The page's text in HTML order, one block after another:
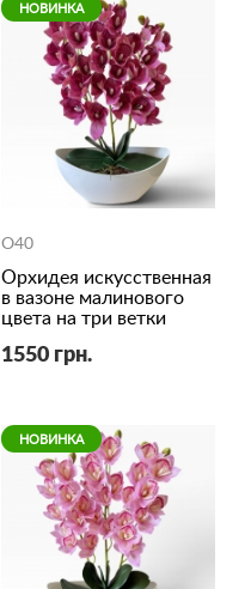
НОВИНКА
O40
Орхидея искусственная
в вазоне малинового
цвета на три ветки
1550 грн.
НОВИНКА